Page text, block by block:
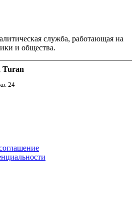
служба, работающая на
и общества.
Turan
24